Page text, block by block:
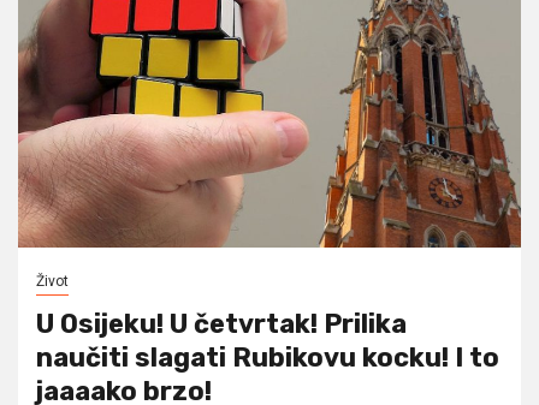
Život
U Osijeku! U četvrtak! Prilika
naučiti slagati Rubikovu kocku! I to
jaaaako brzo!